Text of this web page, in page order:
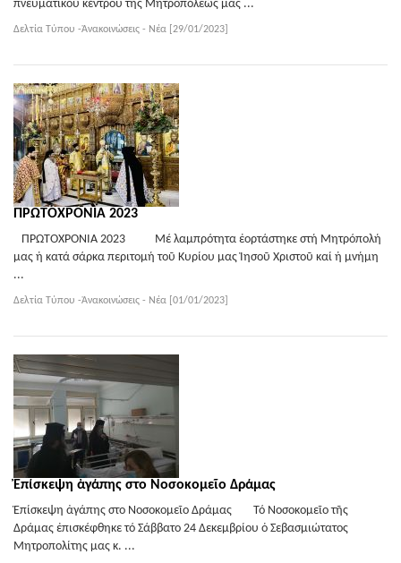
πνευματικοῦ κέντρου τῆς Μητροπόλεώς μας ...
Δελτία Τύπου -Ἀνακοινώσεις - Νέα [29/01/2023]
ΠΡΩΤΟΧΡΟΝΙΑ 2023
ΠΡΩΤΟΧΡΟΝΙΑ 2023 Μέ λαμπρότητα ἑορτάστηκε στή Μητρόπολή
μας ἡ κατά σάρκα περιτομή τοῦ Κυρίου μας Ἰησοῦ Χριστοῦ καί ἡ μνήμη
...
Δελτία Τύπου -Ἀνακοινώσεις - Νέα [01/01/2023]
Ἐπίσκεψη ἀγάπης στο Νοσοκομεῖο Δράμας
Ἐπίσκεψη ἀγάπης στο Νοσοκομεῖο Δράμας Τό Νοσοκομεῖο τῆς
Δράμας ἐπισκέφθηκε τό Σάββατο 24 Δεκεμβρίου ὁ Σεβασμιώτατος
Μητροπολίτης μας κ. ...